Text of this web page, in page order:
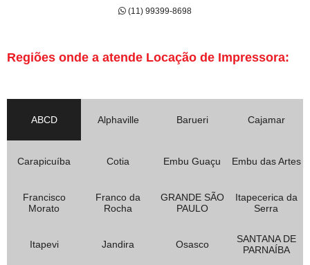
(11) 99399-8698
Regiões onde a atende Locação de Impressora:
ABCD Alphaville Barueri Cajamar
Carapicuíba Cotia Embu Guaçu Embu das Artes
Francisco
Morato
Franco da
Rocha
GRANDE SÃO
PAULO
Itapecerica da
Serra
Itapevi Jandira Osasco
SANTANA DE
PARNAÍBA